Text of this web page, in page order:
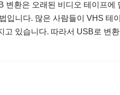
변환은 오래된 비디오 테이프
입니다. 많은 사람들이 VHS 테
고 있습니다. 따라서 USB로 변